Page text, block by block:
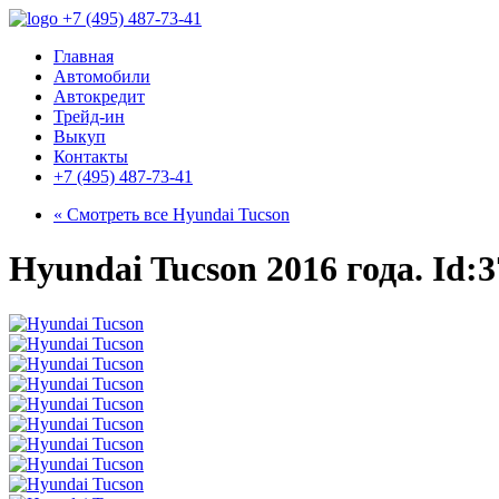
+7 (495) 487-73-41
Главная
Автомобили
Автокредит
Трейд-ин
Выкуп
Контакты
+7 (495) 487-73-41
« Смотреть все Hyundai Tucson
Hyundai Tucson 2016 года.